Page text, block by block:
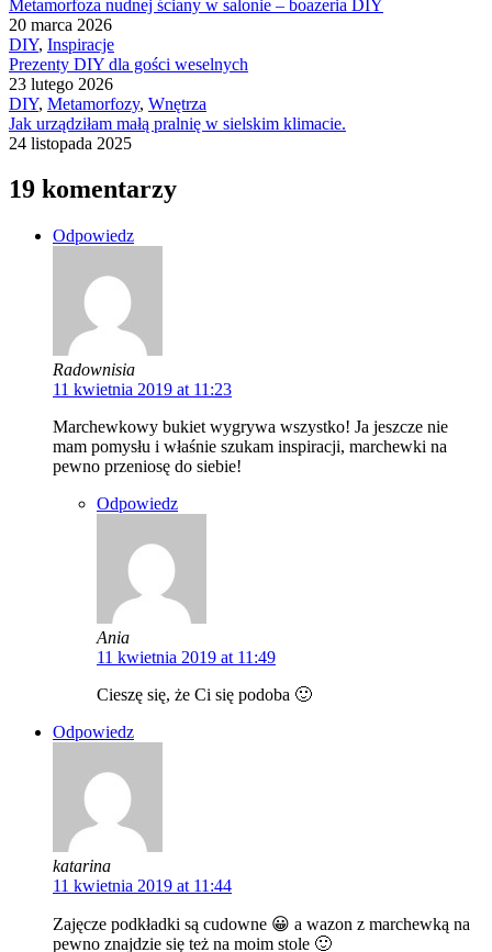
Metamorfoza nudnej ściany w salonie – boazeria DIY
20 marca 2026
DIY, Inspiracje
Prezenty DIY dla gości weselnych
23 lutego 2026
DIY, Metamorfozy, Wnętrza
Jak urządziłam małą pralnię w sielskim klimacie.
24 listopada 2025
19 komentarzy
Odpowiedz
Radownisia
11 kwietnia 2019 at 11:23
Marchewkowy bukiet wygrywa wszystko! Ja jeszcze nie
mam pomysłu i właśnie szukam inspiracji, marchewki na
pewno przeniosę do siebie!
Odpowiedz
Ania
11 kwietnia 2019 at 11:49
Cieszę się, że Ci się podoba 🙂
Odpowiedz
katarina
11 kwietnia 2019 at 11:44
Zajęcze podkładki są cudowne 😀 a wazon z marchewką na
pewno znajdzie się też na moim stole 🙂